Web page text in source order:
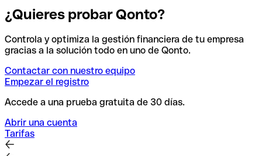
¿Quieres probar Qonto?
Controla y optimiza la gestión financiera de tu empresa
gracias a la solución todo en uno de Qonto.
Contactar con nuestro equipo
Empezar el registro
Accede a una prueba gratuita de 30 días.
Abrir una cuenta
Tarifas